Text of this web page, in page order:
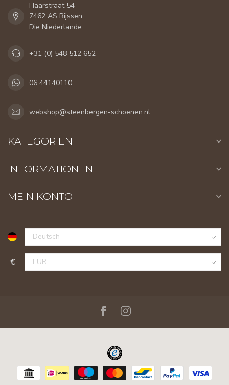
Haarstraat 54
7462 AS Rijssen
Die Niederlande
+31 (0) 548 512 652
06 44140110
webshop@steenbergen-schoenen.nl
KATEGORIEN
INFORMATIONEN
MEIN KONTO
€